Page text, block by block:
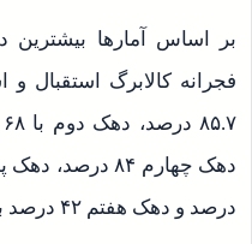
بر اساس آمارها
فجرانه کالابرگ استقبال و
درصد و دهک هفتم ۴۲ درصد بوده‌اند.